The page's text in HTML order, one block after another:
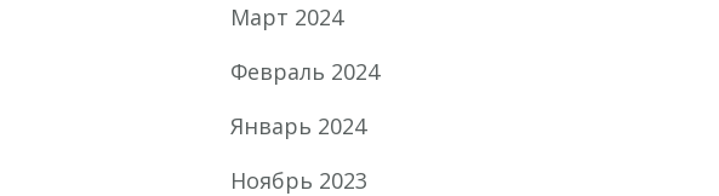
Март 2024
Февраль 2024
Январь 2024
Ноябрь 2023